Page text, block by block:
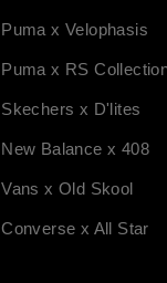
Puma x Velophasis
Puma x RS
Skechers x D'lites
New Balance x 408
Vans x Old Skool
Converse x All Star